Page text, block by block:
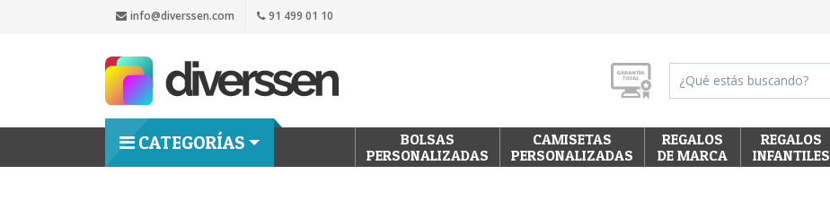
info@diverssen.com 91 499 01 10
CATEGORÍAS
BOLSAS
PERSONALIZADAS
CAMISETAS
PERSONALIZADAS
REGALOS
DE MARCA
REGALOS
INFANTILES